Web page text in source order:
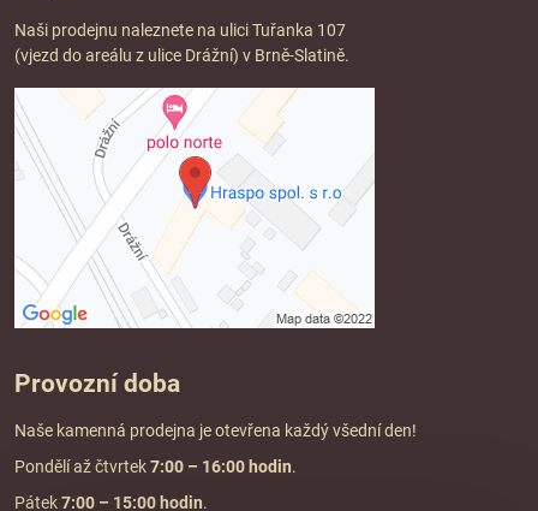
Naši prodejnu naleznete na ulici Tuřanka 107
(vjezd do areálu z ulice Drážní) v Brně-Slatině.
Provozní doba
Naše kamenná prodejna je otevřena každý všední den!
Pondělí až čtvrtek7:00 – 16:00 hodin.
Pátek7:00 – 15:00 hodin.